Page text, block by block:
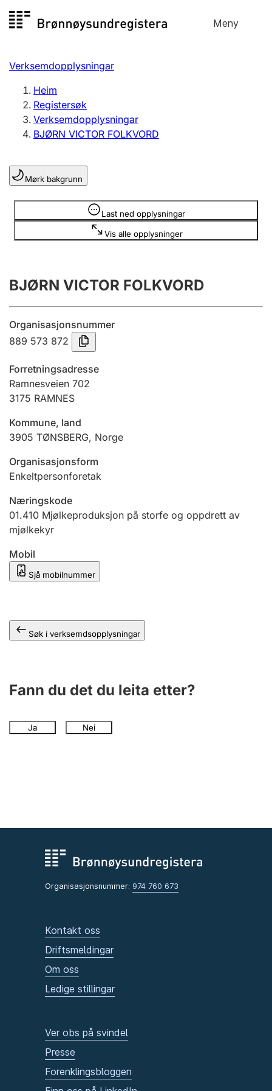
til
Meny
Registersøk
Aksjeselskap
Enkeltpersonføretak
Registrere, endre, slette
Lag og foreining
Registrere, endre, slette
Årsrekneskap
Innsending og forseinkingsgebyr
Jeger
Ektepaktrettleiaren
Andre tema
Verksemdopplysningar
Heim
Registersøk
Verksemdopplysningar
BJØRN VICTOR FOLKVORD
Mørk bakgrunn
Last ned opplysningar
Vis alle opplysninger
Opplysninger er skjult
BJØRN VICTOR FOLKVORD
Organisasjonsnummer
889 573 872
Forretningsadresse
Ramnesveien 702
3175 RAMNES
Kommune, land
3905 TØNSBERG, Norge
Organisasjonsform
Enkeltpersonforetak
Næringskode
01.410 Mjølkeproduksjon på storfe og oppdrett av
mjølkekyr
Mobil
Sjå mobilnummer
Søk i verksemdsopplysningar
Fann du det du leita etter?
Ja Nei
Organisasjonsnummer: 974 760 673
Kontakt oss
Driftsmeldingar
Om oss
Ledige stillingar
Ver obs på svindel
Presse
Forenklingsbloggen